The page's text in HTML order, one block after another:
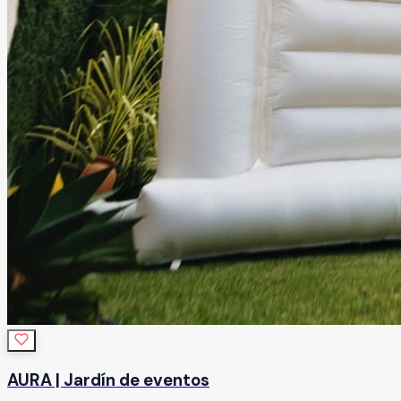
AURA | Jardín de eventos